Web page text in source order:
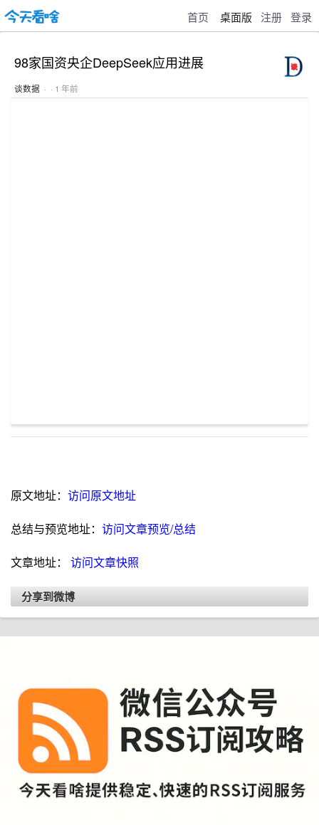
首页 桌面版 注册 登录
98家国资央企DeepSeek应用进展
谈数据 · · 1 年前
原文地址： 访问原文地址
总结与预览地址： 访问文章预览/总结
文章地址： 访问文章快照
分享到微博